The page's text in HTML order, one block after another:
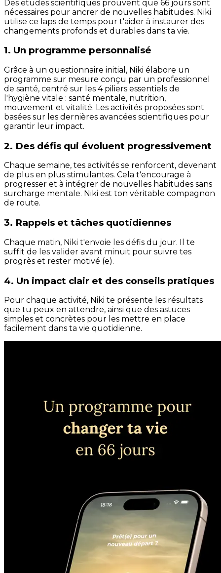
Des études scientifiques prouvent que 66 jours sont
nécessaires pour ancrer de nouvelles habitudes. Niki
utilise ce laps de temps pour t'aider à instaurer des
changements profonds et durables dans ta vie.
1. Un programme personnalisé
Grâce à un questionnaire initial, Niki élabore un
programme sur mesure conçu par un professionnel
de santé, centré sur les 4 piliers essentiels de
l'hygiène vitale : santé mentale, nutrition,
mouvement et vitalité. Les activités proposées sont
basées sur les dernières avancées scientifiques pour
garantir leur impact.
2. Des défis qui évoluent progressivement
Chaque semaine, tes activités se renforcent, devenant
de plus en plus stimulantes. Cela t'encourage à
progresser et à intégrer de nouvelles habitudes sans
surcharge mentale. Niki est ton véritable compagnon
de route.
3. Rappels et tâches quotidiennes
Chaque matin, Niki t'envoie les défis du jour. Il te
suffit de les valider avant minuit pour suivre tes
progrès et rester motivé (e).
4. Un impact clair et des conseils pratiques
Pour chaque activité, Niki te présente les résultats
que tu peux en attendre, ainsi que des astuces
simples et concrètes pour les mettre en place
facilement dans ta vie quotidienne.